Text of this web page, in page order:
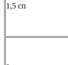
1,5 сп